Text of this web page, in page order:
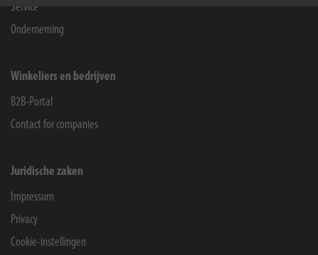
Service
Onderneming
Winkeliers en bedrijven
B2B-Portal
Contact for companies
Juridische zaken
Impressum
Privacy
Cookie-instellingen